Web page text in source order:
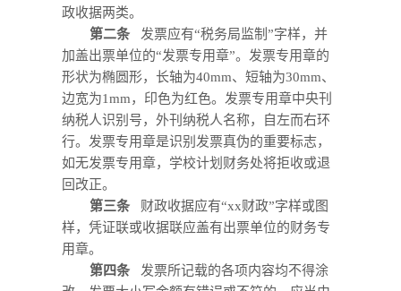
政收据两类。
第二条
发票应有“税务局监制”字样，并
加盖出票单位的“发票专用章”。发票专用章的
形状为椭圆形，长轴为40mm、短轴为30mm、
边宽为1mm，印色为红色。发票专用章中央刊
纳税人识别号，外刊纳税人名称，自左而右环
行。发票专用章是识别发票真伪的重要标志，
如无发票专用章，学校计划财务处将拒收或退
回改正。
第三条 财政收据应有“xx财政”字样或图
样，凭证联或收据联应盖有出票单位的财务专
用章。
第四条
发票所记载的各项内容均不得涂